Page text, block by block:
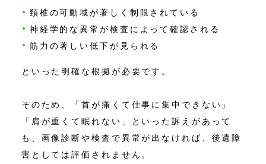
頚椎の可動域が著しく制限されている
神経学的な異常が検査によって確認される
筋力の著しい低下が見られる
といった明確な根拠が必要です。
そのため、「首が痛くて仕事に集中できない」
「肩が重くて眠れない」といった訴えがあって
も、画像診断や検査で異常が出なければ、後遺障
害としては評価されません。